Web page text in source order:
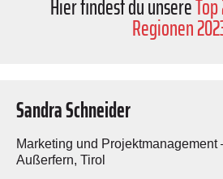
Hier findest du unsere
Regionen
Sandra Schneider
Marketing und Projektmanagement
Außerfern, Tirol